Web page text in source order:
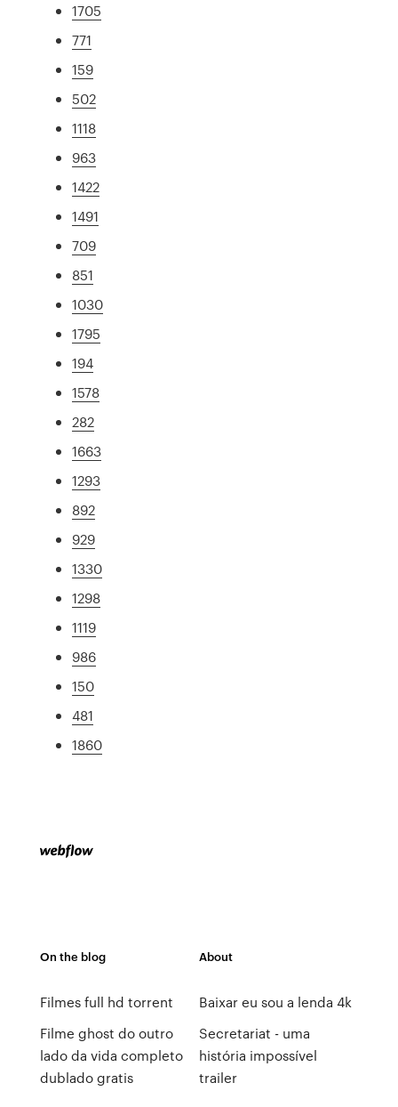
1705
771
159
502
1118
963
1422
1491
709
851
1030
1795
194
1578
282
1663
1293
892
929
1330
1298
1119
986
150
481
1860
On the blog
Filmes full hd torrent
Filme ghost do outro
lado da vida completo
dublado gratis
About
Baixar eu sou a lenda 4k
Secretariat - uma
história impossível
trailer